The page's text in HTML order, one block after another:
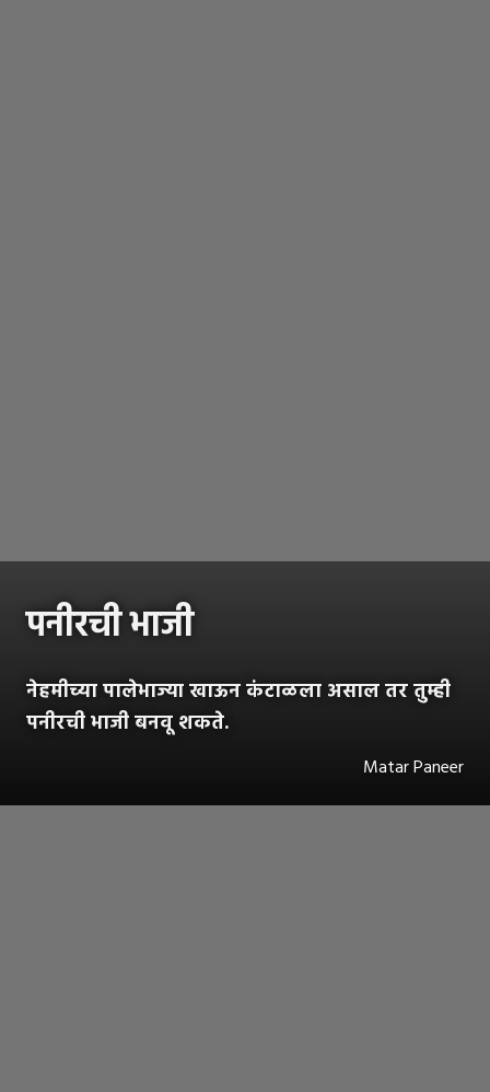
पनीरची भाजी
नेहमीच्या पालेभाज्या खाऊन कंटाळला असाल तर तुम्ही
पनीरची भाजी बनवू शकते.
Matar Paneer